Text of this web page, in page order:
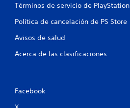
Términos de servicio de PlayStation
Política de cancelación de PS Store
Avisos de salud
Acerca de las clasificaciones
Facebook